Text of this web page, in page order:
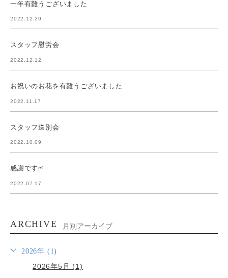
一年有難うございました
2022.12.29
スタッフ慰労会
2022.12.12
お祝いのお花を有難うございました
2022.11.17
スタッフ送別会
2022.10.09
感謝ですෆ̈
2022.07.17
ARCHIVE 月別アーカイブ
2026年 (1)
2026年5月 (1)